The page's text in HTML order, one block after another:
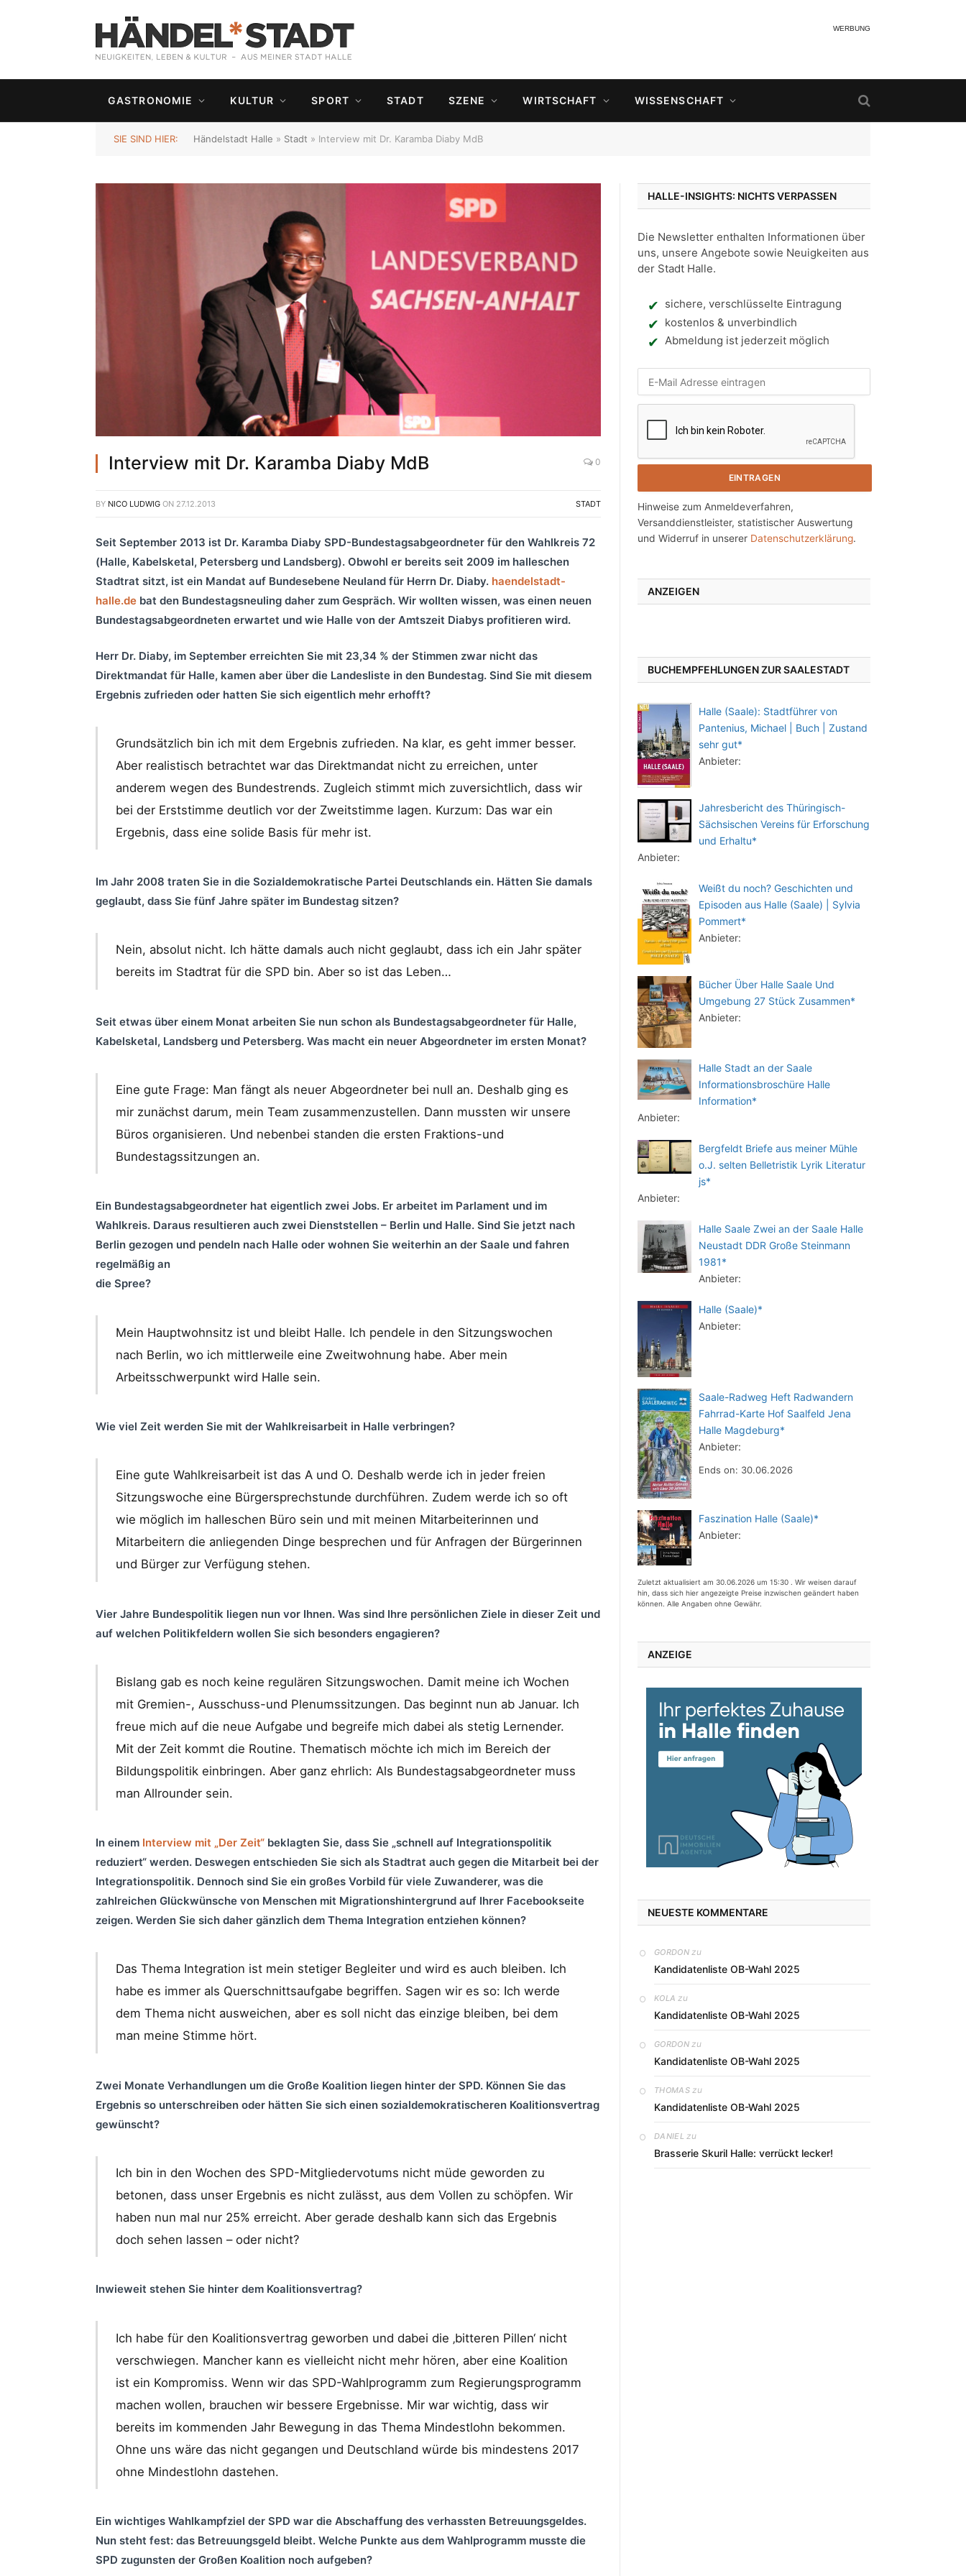
WERBUNG
GASTRONOMIE KULTUR SPORT STADT SZENE WIRTSCHAFT WISSENSCHAFT
SIE SIND HIER: Händelstadt Halle » Stadt » Interview mit Dr. Karamba Diaby MdB
Interview mit Dr. Karamba Diaby MdB 0
BY NICO LUDWIG ON 27.12.2013 STADT
Seit September 2013 ist Dr. Karamba Diaby SPD-Bundestagsabgeordneter für den Wahlkreis 72
(Halle, Kabelsketal, Petersberg und Landsberg). Obwohl er bereits seit 2009 im halleschen
Stadtrat sitzt, ist ein Mandat auf Bundesebene Neuland für Herrn Dr. Diaby. haendelstadt-
halle.de bat den Bundestagsneuling daher zum Gespräch. Wir wollten wissen, was einen neuen
Bundestagsabgeordneten erwartet und wie Halle von der Amtszeit Diabys profitieren wird.
Herr Dr. Diaby, im September erreichten Sie mit 23,34 % der Stimmen zwar nicht das
Direktmandat für Halle, kamen aber über die Landesliste in den Bundestag. Sind Sie mit diesem
Ergebnis zufrieden oder hatten Sie sich eigentlich mehr erhofft?
Grundsätzlich bin ich mit dem Ergebnis zufrieden. Na klar, es geht immer besser.
Aber realistisch betrachtet war das Direktmandat nicht zu erreichen, unter
anderem wegen des Bundestrends. Zugleich stimmt mich zuversichtlich, dass wir
bei der Erststimme deutlich vor der Zweitstimme lagen. Kurzum: Das war ein
Ergebnis, dass eine solide Basis für mehr ist.
Im Jahr 2008 traten Sie in die Sozialdemokratische Partei Deutschlands ein. Hätten Sie damals
geglaubt, dass Sie fünf Jahre später im Bundestag sitzen?
Nein, absolut nicht. Ich hätte damals auch nicht geglaubt, dass ich ein Jahr später
bereits im Stadtrat für die SPD bin. Aber so ist das Leben…
Seit etwas über einem Monat arbeiten Sie nun schon als Bundestagsabgeordneter für Halle,
Kabelsketal, Landsberg und Petersberg. Was macht ein neuer Abgeordneter im ersten Monat?
Eine gute Frage: Man fängt als neuer Abgeordneter bei null an. Deshalb ging es
mir zunächst darum, mein Team zusammenzustellen. Dann mussten wir unsere
Büros organisieren. Und nebenbei standen die ersten Fraktions-und
Bundestagssitzungen an.
Ein Bundestagsabgeordneter hat eigentlich zwei Jobs. Er arbeitet im Parlament und im
Wahlkreis. Daraus resultieren auch zwei Dienststellen – Berlin und Halle. Sind Sie jetzt nach
Berlin gezogen und pendeln nach Halle oder wohnen Sie weiterhin an der Saale und fahren
regelmäßig an
die Spree?
Mein Hauptwohnsitz ist und bleibt Halle. Ich pendele in den Sitzungswochen
nach Berlin, wo ich mittlerweile eine Zweitwohnung habe. Aber mein
Arbeitsschwerpunkt wird Halle sein.
Wie viel Zeit werden Sie mit der Wahlkreisarbeit in Halle verbringen?
Eine gute Wahlkreisarbeit ist das A und O. Deshalb werde ich in jeder freien
Sitzungswoche eine Bürgersprechstunde durchführen. Zudem werde ich so oft
wie möglich im halleschen Büro sein und mit meinen Mitarbeiterinnen und
Mitarbeitern die anliegenden Dinge besprechen und für Anfragen der Bürgerinnen
und Bürger zur Verfügung stehen.
Vier Jahre Bundespolitik liegen nun vor Ihnen. Was sind Ihre persönlichen Ziele in dieser Zeit und
auf welchen Politikfeldern wollen Sie sich besonders engagieren?
Bislang gab es noch keine regulären Sitzungswochen. Damit meine ich Wochen
mit Gremien-, Ausschuss-und Plenumssitzungen. Das beginnt nun ab Januar. Ich
freue mich auf die neue Aufgabe und begreife mich dabei als stetig Lernender.
Mit der Zeit kommt die Routine. Thematisch möchte ich mich im Bereich der
Bildungspolitik einbringen. Aber ganz ehrlich: Als Bundestagsabgeordneter muss
man Allrounder sein.
In einem Interview mit „Der Zeit“ beklagten Sie, dass Sie „schnell auf Integrationspolitik
reduziert“ werden. Deswegen entschieden Sie sich als Stadtrat auch gegen die Mitarbeit bei der
Integrationspolitik. Dennoch sind Sie ein großes Vorbild für viele Zuwanderer, was die
zahlreichen Glückwünsche von Menschen mit Migrationshintergrund auf Ihrer Facebookseite
zeigen. Werden Sie sich daher gänzlich dem Thema Integration entziehen können?
Das Thema Integration ist mein stetiger Begleiter und wird es auch bleiben. Ich
habe es immer als Querschnittsaufgabe begriffen. Sagen wir es so: Ich werde
dem Thema nicht ausweichen, aber es soll nicht das einzige bleiben, bei dem
man meine Stimme hört.
Zwei Monate Verhandlungen um die Große Koalition liegen hinter der SPD. Können Sie das
Ergebnis so unterschreiben oder hätten Sie sich einen sozialdemokratischeren Koalitionsvertrag
gewünscht?
Ich bin in den Wochen des SPD-Mitgliedervotums nicht müde geworden zu
betonen, dass unser Ergebnis es nicht zulässt, aus dem Vollen zu schöpfen. Wir
haben nun mal nur 25% erreicht. Aber gerade deshalb kann sich das Ergebnis
doch sehen lassen – oder nicht?
Inwieweit stehen Sie hinter dem Koalitionsvertrag?
Ich habe für den Koalitionsvertrag geworben und dabei die ‚bitteren Pillen‘ nicht
verschwiegen. Mancher kann es vielleicht nicht mehr hören, aber eine Koalition
ist ein Kompromiss. Wenn wir das SPD-Wahlprogramm zum Regierungsprogramm
machen wollen, brauchen wir bessere Ergebnisse. Mir war wichtig, dass wir
bereits im kommenden Jahr Bewegung in das Thema Mindestlohn bekommen.
Ohne uns wäre das nicht gegangen und Deutschland würde bis mindestens 2017
ohne Mindestlohn dastehen.
Ein wichtiges Wahlkampfziel der SPD war die Abschaffung des verhassten Betreuungsgeldes.
Nun steht fest: das Betreuungsgeld bleibt. Welche Punkte aus dem Wahlprogramm musste die
SPD zugunsten der Großen Koalition noch aufgeben?
HALLE-INSIGHTS: NICHTS VERPASSEN
Die Newsletter enthalten Informationen über
uns, unsere Angebote sowie Neuigkeiten aus
der Stadt Halle.
sichere, verschlüsselte Eintragung
kostenlos & unverbindlich
Abmeldung ist jederzeit möglich
h
s
e
i
n
g
Hinweise zum Anmeldeverfahren,
Versanddienstleister, statistischer Auswertung
und Widerruf in unserer Datenschutzerklärung.
ANZEIGEN
BUCHEMPFEHLUNGEN ZUR SAALESTADT
Halle (Saale): Stadtführer von
Pantenius, Michael | Buch | Zustand
sehr gut*
Anbieter:
Jahresbericht des Thüringisch-
Sächsischen Vereins für Erforschung
und Erhaltu*
Anbieter:
Weißt du noch? Geschichten und
Episoden aus Halle (Saale) | Sylvia
Pommert*
Anbieter:
Bücher Über Halle Saale Und
Umgebung 27 Stück Zusammen*
Anbieter:
Halle Stadt an der Saale
Informationsbroschüre Halle
Information*
Anbieter:
Bergfeldt Briefe aus meiner Mühle
o.J. selten Belletristik Lyrik Literatur
js*
Anbieter:
Halle Saale Zwei an der Saale Halle
Neustadt DDR Große Steinmann
1981*
Anbieter:
Halle (Saale)*
Anbieter:
Saale-Radweg Heft Radwandern
Fahrrad-Karte Hof Saalfeld Jena
Halle Magdeburg*
Anbieter:
Ends on: 30.06.2026
Faszination Halle (Saale)*
Anbieter:
Zuletzt aktualisiert am 30.06.2026 um 15:30 . Wir weisen darauf
hin, dass sich hier angezeigte Preise inzwischen geändert haben
können. Alle Angaben ohne Gewähr.
ANZEIGE
NEUESTE KOMMENTARE
GORDONzu
Kandidatenliste OB-Wahl 2025
KOLA zu
Kandidatenliste OB-Wahl 2025
GORDONzu
Kandidatenliste OB-Wahl 2025
THOMASzu
Kandidatenliste OB-Wahl 2025
DANIEL zu
Brasserie Skuril Halle: verrückt lecker!